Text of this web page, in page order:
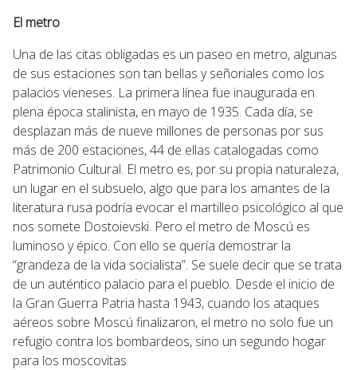
El metro
Una de las citas obligadas es un paseo en metro, algunas
de sus estaciones son tan bellas y señoriales como los
palacios vieneses. La primera línea fue inaugurada en
plena época stalinista, en mayo de 1935. Cada día, se
desplazan más de nueve millones de personas por sus
más de 200 estaciones, 44 de ellas catalogadas como
Patrimonio Cultural. El metro es, por su propia naturaleza,
un lugar en el subsuelo, algo que para los amantes de la
literatura rusa podría evocar el martilleo psicológico al que
nos somete Dostoievski. Pero el metro de Moscú es
luminoso y épico. Con ello se quería demostrar la
“grandeza de la vida socialista”. Se suele decir que se trata
de un auténtico palacio para el pueblo. Desde el inicio de
la Gran Guerra Patria hasta 1943, cuando los ataques
aéreos sobre Moscú finalizaron, el metro no solo fue un
refugio contra los bombardeos, sino un segundo hogar
para los moscovitas